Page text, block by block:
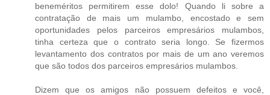
beneméritos permitirem esse dolo! Quando li sobre a
contratação de mais um mulambo, encostado e sem
oportunidades pelos parceiros empresários mulambos,
tinha certeza que o contrato seria longo. Se fizermos
levantamento dos contratos por mais de um ano veremos
que são todos dos parceiros empresários mulambos.
Dizem que os amigos não possuem defeitos e você,